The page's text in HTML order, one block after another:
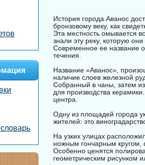
История города Аванос
бронзовому веку, как
Эта местность омывается
знали эту реку, которую
Современное ее название
течения.
Название «Аванос»,
наличие слоев железной
Собранный в чаны, затем
для производства
центра.
Одну из площадей города
жителей: это
На узких улицах
ножным гончарным кругом,
Особенно ценятся
геометрическим рисунком